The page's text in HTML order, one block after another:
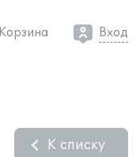
Корзина Вход
К списку